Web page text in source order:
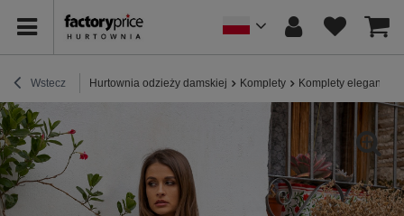
Wstecz Hurtownia odzieży damskiej Komplety Komplety eleganckie